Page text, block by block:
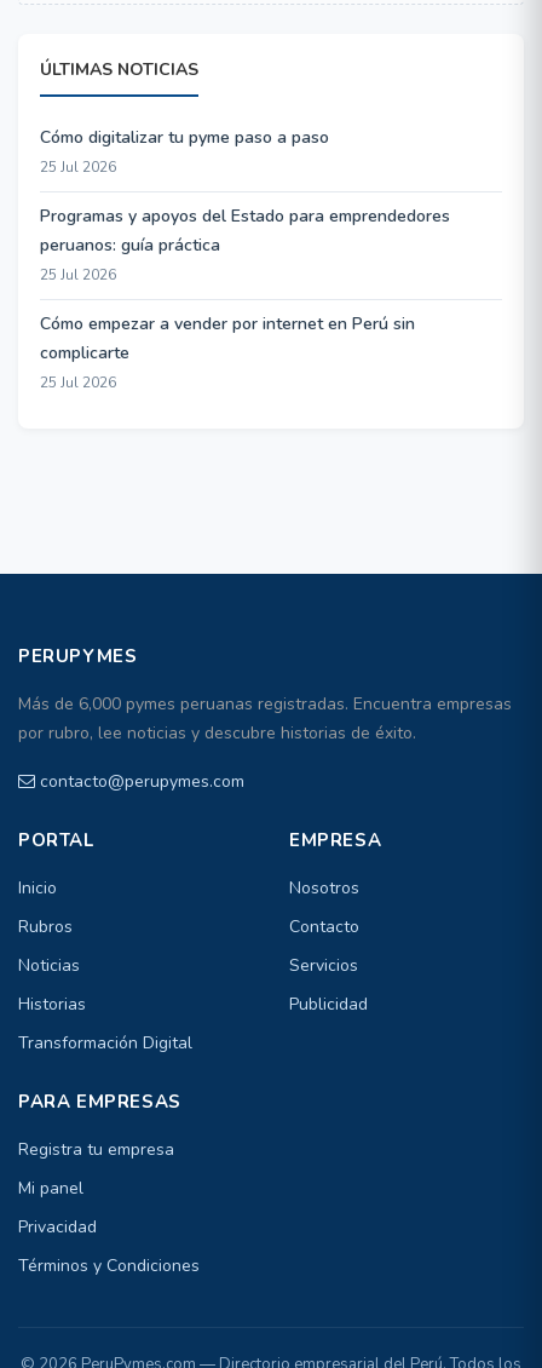
ÚLTIMAS NOTICIAS
Cómo digitalizar tu pyme paso a paso
25 Jul 2026
Programas y apoyos del Estado para emprendedores
peruanos: guía práctica
25 Jul 2026
Cómo empezar a vender por internet en Perú sin
complicarte
25 Jul 2026
PERUPYMES
Más de 6,000 pymes peruanas registradas. Encuentra empresas
por rubro, lee noticias y descubre historias de éxito.
contacto@perupymes.com
PORTAL
Inicio
Rubros
Noticias
Historias
Transformación Digital
EMPRESA
Nosotros
Contacto
Servicios
Publicidad
PARA EMPRESAS
Registra tu empresa
Mi panel
Privacidad
Términos y Condiciones